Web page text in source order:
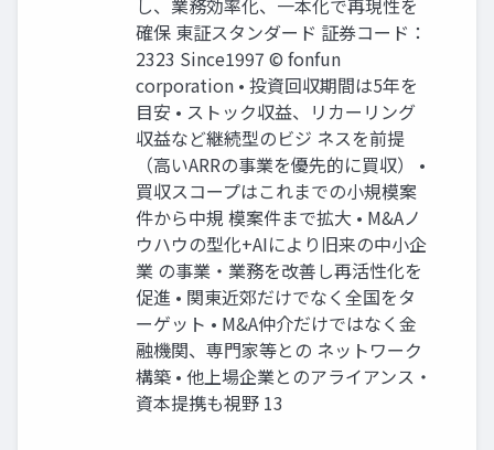
し、業務効率化、一本化で再現性を
確保 東証スタンダード 証券コード：
2323 Since1997 © fonfun
corporation • 投資回収期間は5年を
目安 • ストック収益、リカーリング
収益など継続型のビジ ネスを前提
（高いARRの事業を優先的に買収） •
買収スコープはこれまでの小規模案
件から中規 模案件まで拡大 • M&Aノ
ウハウの型化+AIにより旧来の中小企
業 の事業・業務を改善し再活性化を
促進 • 関東近郊だけでなく全国をタ
ーゲット • M&A仲介だけではなく金
融機関、専門家等との ネットワーク
構築 • 他上場企業とのアライアンス・
資本提携も視野 13